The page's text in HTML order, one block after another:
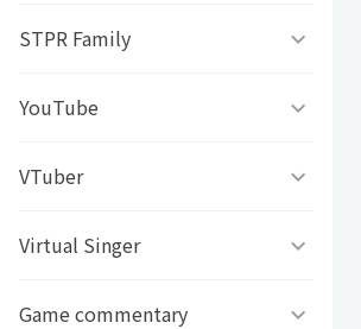
うちわシール
ファミッペ
うちわ背景
写真撮影背景
うちわ文字プリント
STPR Family
AMPTAKｘCOLORS
すとぷり
すにすて - SneakerStep
めておら - Meteorites -
YouTube
ねこほうチャンネル
ぼくたちのあそびば
ププ
VTuber
VASE
クラーテイル
Virtual Singer
TOKYO6キャラクターズ
Game commentary